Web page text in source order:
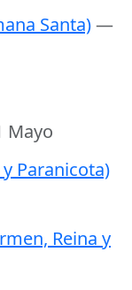
Santa)—
Paranicota)
Reina y